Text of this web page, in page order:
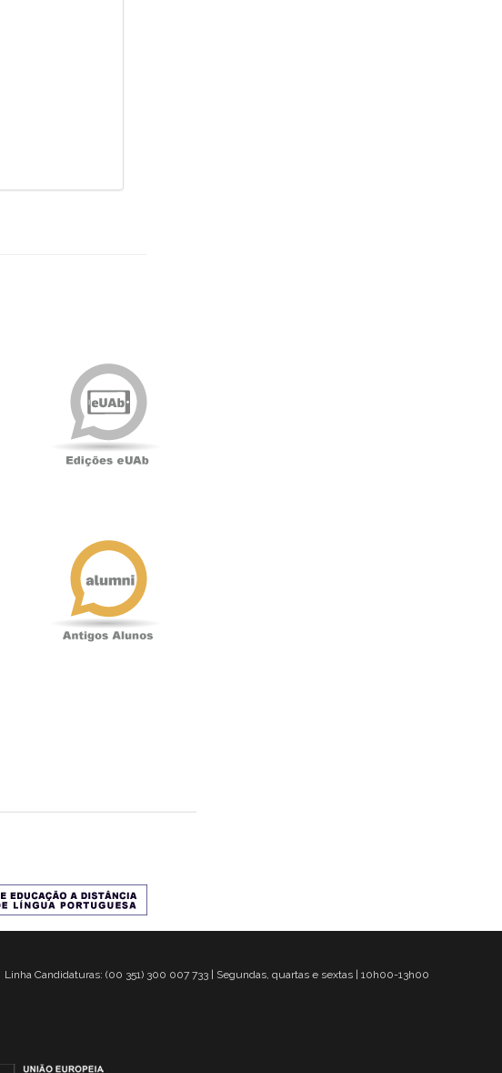
Documentação
Linha Candidaturas: (00 351) 300 007 733 | Segundas, quartas e sextas | 10h00-13h00